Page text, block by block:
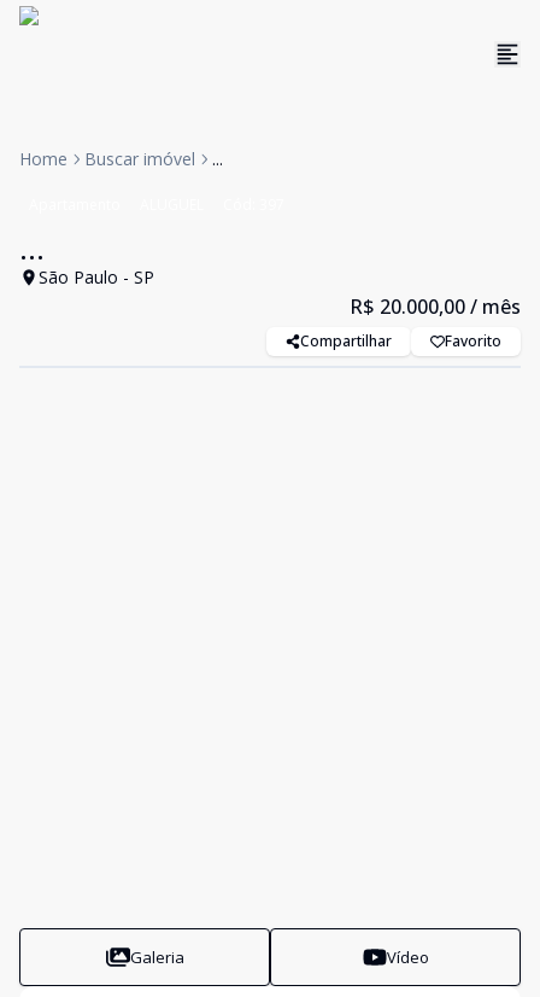
Home Buscar imóvel ...
...
São Paulo - SP
R$ 20.000,00/ mês
Compartilhar Favorito
Galeria Vídeo